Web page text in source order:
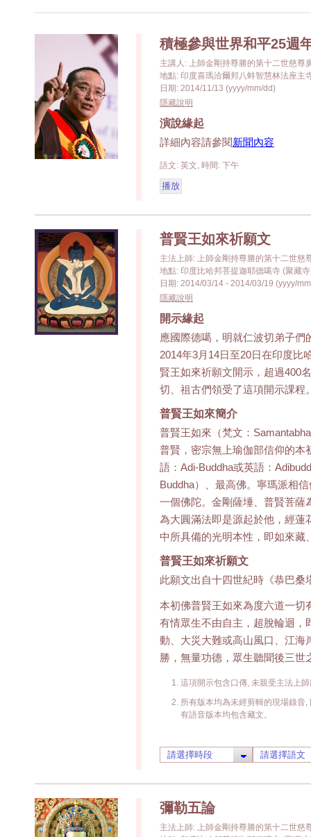
積極參與世界和平25週
主講人: 上師金剛持尊勝的第十二世慈尊
地點: 印度喜瑪洽爾邦八蚌智慧林法座主
日期: 2014/11/13 (yyyy/mm/dd)
隱藏說明
演說緣起
詳細內容請參閱新聞內容
語文: 英文, 時間: 下午
普賢王如來祈願文
主法上師: 上師金剛持尊勝的第十二世慈
地點: 印度比哈邦菩提迦耶德噶寺 (聚藏
日期: 2014/03/14 - 2014/03/19 (yyyy/
隱藏說明
開示緣起
應國際德噶，明就仁波切弟子
2014年3月14日至20日在印度比
賢王如來祈願文開示，超過400
切、祖古們領受了這項開示課程
普賢王如來簡介
普賢王如來（梵文：
普賢，密宗無上瑜伽部信仰的本
語：Adi-Buddha或英語：
Buddha）、最高佛。寧瑪派相
一個佛陀。金剛薩埵、普賢菩薩
為大圓滿法即是源起於他，經蓮
中所具備的光明本性，即如來藏
普賢王如來祈願文
此願文出自十四世紀時《恭巴
本初佛普賢王如來為度六道一切
有情眾生不由自主，超脫輪迴，
動、大災大難或高山風口、江海
勝，無量功德，眾生聽聞後三世
這項開示包含口傳, 未親受主法上
所有版本均為未經剪輯的現場錄音
有語音版本均包含藏文。
彌勒五論
主法上師: 上師金剛持尊勝的第十二世慈